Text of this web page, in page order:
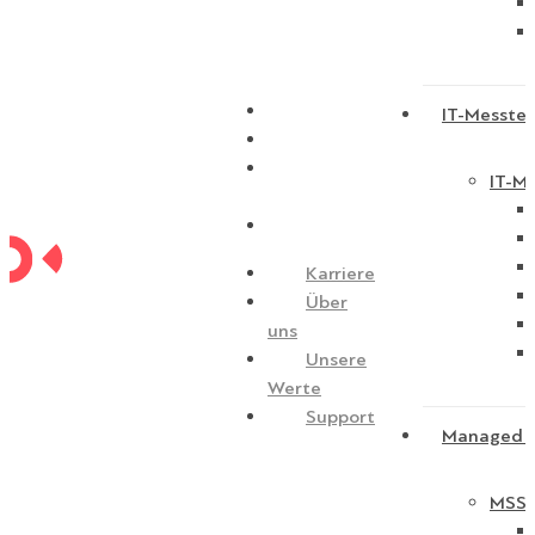
Karriere
Über
uns
Unsere
Werte
Support
IT-
IT-
Managed